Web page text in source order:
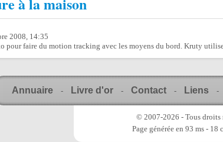
2008, 14:35
pour faire du motion tracking avec les moyens du bord. Kruty
Annuaire - Livre d'or - Contact - Liens -
© 2007-2026 - Tous droits
Page générée en 93 ms - 18